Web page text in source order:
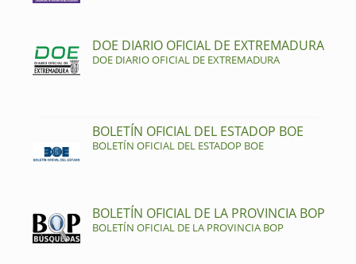
DOE DIARIO OFICIAL DE EXTREMADURA
DOE DIARIO OFICIAL DE EXTREMADURA
BOLETÍN OFICIAL DEL ESTADOP BOE
BOLETÍN OFICIAL DEL ESTADOP BOE
BOLETÍN OFICIAL DE LA PROVINCIA BOP
BOLETÍN OFICIAL DE LA PROVINCIA BOP